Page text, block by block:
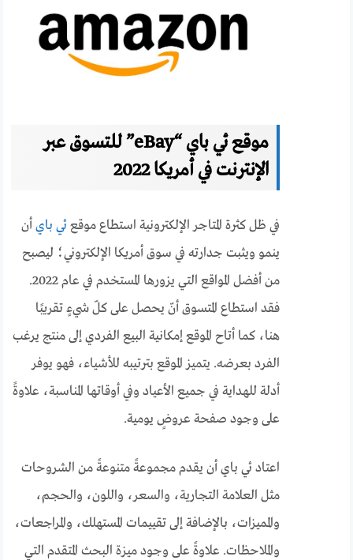
موقع ئي باي “eBay” للتسوق عبر
الإنترنت في أمريكا 2022
في ظل كثرة المتاجر الإلكترونية استطاع موقعئي باي أن
ينمو ويثبت جدارته في سوق أمريكا الإلكتروني؛ ليصبح
من أفضل المواقع التي يزورها المستخدم في عام 2022.
فقد استطاع المتسوق أنّ يحصل على كلّ شيءٍ تقريبًا
هنا، كما أتاح الموقع إمكانية البيع الفردي إلى منتج يرغب
الفرد بعرضه. يتميز الموقع بترتيبه للأشياء، فهو يوفر
أدلة للهداية في جميع الأعياد وفي أوقاتها المناسبة، علاوةً
على وجود صفحة عروضٍ يومية.
اعتاد ئي باي أن يقدم مجموعةً متنوعةً من الشروحات
مثل العلامة التجارية، والسعر، واللون، والحجم،
والمميزات، بالإضافة إلى تقييمات المستهلك، والمراجعات،
والملاحظات. علاوةً على وجود ميزة البحث المتقدم التي